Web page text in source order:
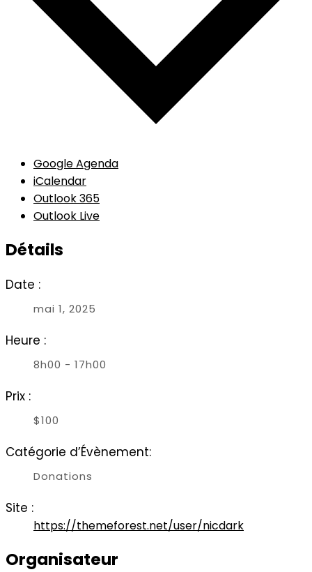
Google Agenda
iCalendar
Outlook 365
Outlook Live
Détails
Date :
mai 1, 2025
Heure :
8h00 - 17h00
Prix :
$100
Catégorie d’Évènement:
Donations
Site :
https://themeforest.net/user/nicdark
Organisateur